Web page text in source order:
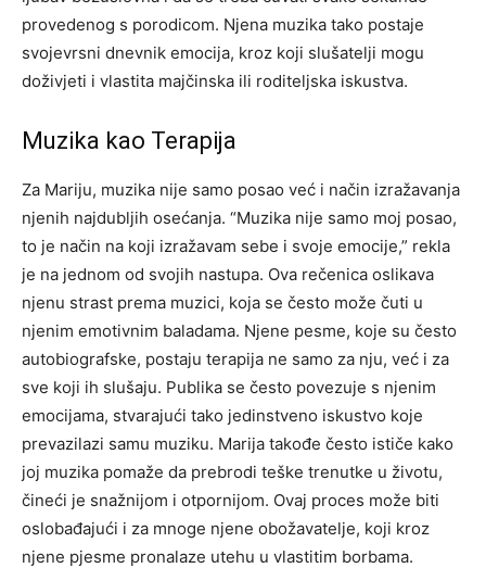
provedenog s porodicom. Njena muzika tako postaje
svojevrsni dnevnik emocija, kroz koji slušatelji mogu
doživjeti i vlastita majčinska ili roditeljska iskustva.
Muzika kao Terapija
Za Mariju, muzika nije samo posao već i način izražavanja
njenih najdubljih osećanja. “Muzika nije samo moj posao,
to je način na koji izražavam sebe i svoje emocije,” rekla
je na jednom od svojih nastupa. Ova rečenica oslikava
njenu strast prema muzici, koja se često može čuti u
njenim emotivnim baladama. Njene pesme, koje su često
autobiografske, postaju terapija ne samo za nju, već i za
sve koji ih slušaju. Publika se često povezuje s njenim
emocijama, stvarajući tako jedinstveno iskustvo koje
prevazilazi samu muziku. Marija takođe često ističe kako
joj muzika pomaže da prebrodi teške trenutke u životu,
čineći je snažnijom i otpornijom. Ovaj proces može biti
oslobađajući i za mnoge njene obožavatelje, koji kroz
njene pjesme pronalaze utehu u vlastitim borbama.